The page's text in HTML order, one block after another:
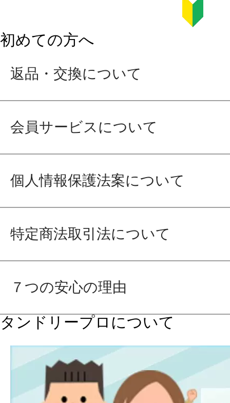
初めての方へ
返品・交換について
会員サービスについて
個人情報保護法案について
特定商法取引法について
７つの安心の理由
タンドリープロについて